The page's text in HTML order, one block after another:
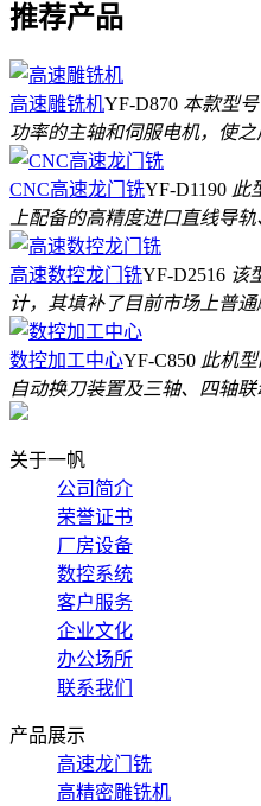
推荐产品
高速雕铣机YF-D870 本款型
功率的主轴和伺服电机，使
CNC高速龙门铣YF-D1190 此
上配备的高精度进口直线导
高速数控龙门铣YF-D2516 该
计，其填补了目前市场上普
数控加工中心YF-C850 此机
自动换刀装置及三轴、四轴
关于一帆
公司简介
荣誉证书
厂房设备
数控系统
客户服务
企业文化
办公场所
联系我们
产品展示
高速龙门铣
高精密雕铣机